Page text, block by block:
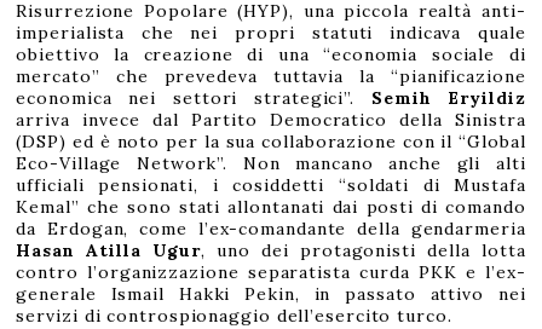
Risurrezione Popolare (HYP), una piccola realtà anti-
imperialista che nei propri statuti indicava quale
obiettivo la creazione di una “economia sociale di
mercato” che prevedeva tuttavia la “pianificazione
economica nei settori strategici”. Semih Eryildiz
arriva invece dal Partito Democratico della Sinistra
(DSP) ed è noto per la sua collaborazione con il “Global
Eco-Village Network”. Non mancano anche gli alti
ufficiali pensionati, i cosiddetti “soldati di Mustafa
Kemal” che sono stati allontanati dai posti di comando
da Erdogan, come l’ex-comandante della gendarmeria
Hasan Atilla Ugur, uno dei protagonisti della lotta
contro l’organizzazione separatista curda PKK e l’ex-
generale Ismail Hakki Pekin, in passato attivo nei
servizi di controspionaggio dell’esercito turco.